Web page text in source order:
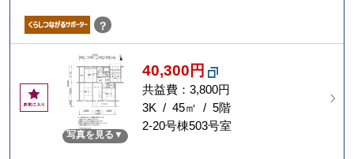
？
お
気
写真を見る
40,300円
共益費：3,800円
3K / 45㎡ / 5階
2-20号棟503号室